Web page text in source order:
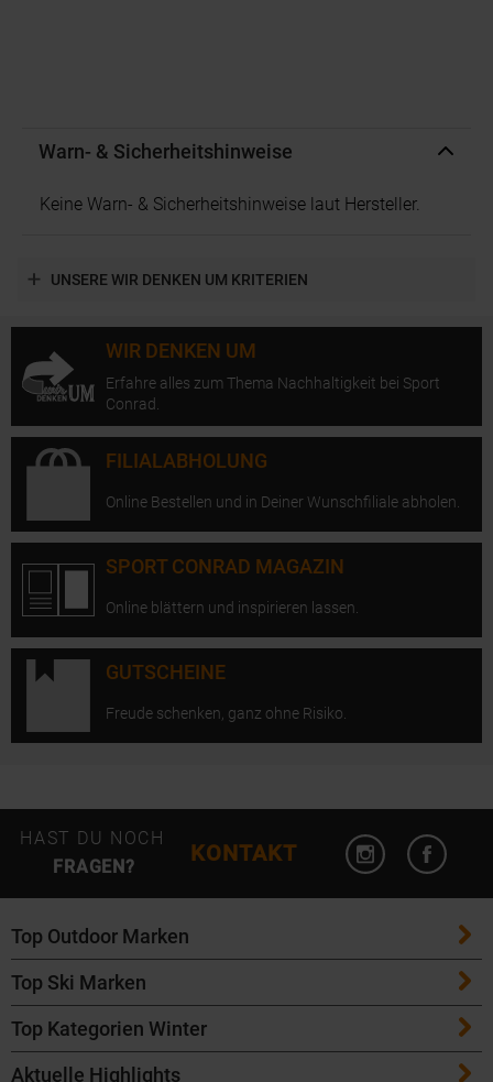
Warn- & Sicherheitshinweise
Keine Warn- & Sicherheitshinweise laut Hersteller.
UNSERE WIR DENKEN UM KRITERIEN
WIR DENKEN UM
Erfahre alles zum Thema Nachhaltigkeit bei Sport
Conrad.
FILIALABHOLUNG
Online Bestellen und in Deiner Wunschfiliale abholen.
SPORT CONRAD MAGAZIN
Online blättern und inspirieren lassen.
GUTSCHEINE
Freude schenken, ganz ohne Risiko.
HAST DU NOCH
FRAGEN?
KONTAKT
Instagram
Top Outdoor Marken
Patagonia
Maloja
Top Ski Marken
ATK Bindungen
K2 Ski
Top Kategorien Winter
Ski
Aktuelle Highlights